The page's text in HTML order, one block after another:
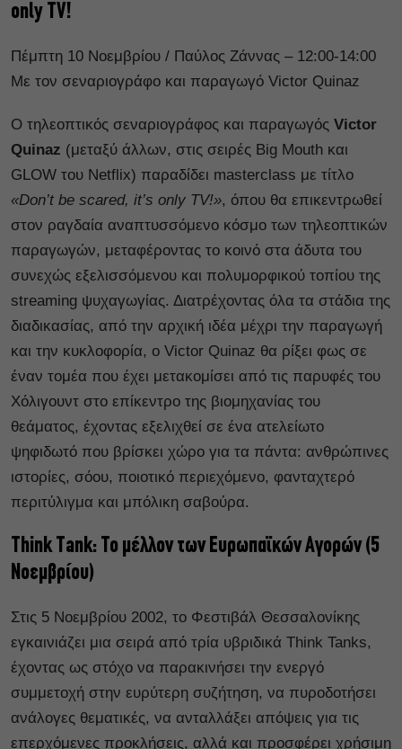
only TV!
Πέμπτη 10 Νοεμβρίου / Παύλος Ζάννας – 12:00-14:00
Με τον σεναριογράφο και παραγωγό Victor Quinaz
O τηλεοπτικός σεναριογράφος και παραγωγός Victor
Quinaz (μεταξύ άλλων, στις σειρές Big Mouth και
GLOW του Netflix) παραδίδει masterclass με τίτλο
«Don’t be scared, it’s only TV!», όπου θα επικεντρωθεί
στον ραγδαία αναπτυσσόμενο κόσμο των τηλεοπτικών
παραγωγών, μεταφέροντας το κοινό στα άδυτα του
συνεχώς εξελισσόμενου και πολυμορφικού τοπίου της
streaming ψυχαγωγίας. Διατρέχοντας όλα τα στάδια της
διαδικασίας, από την αρχική ιδέα μέχρι την παραγωγή
και την κυκλοφορία, ο Victor Quinaz θα ρίξει φως σε
έναν τομέα που έχει μετακομίσει από τις παρυφές του
Χόλιγουντ στο επίκεντρο της βιομηχανίας του
θεάματος, έχοντας εξελιχθεί σε ένα ατελείωτο
ψηφιδωτό που βρίσκει χώρο για τα πάντα: ανθρώπινες
ιστορίες, σόου, ποιοτικό περιεχόμενο, φανταχτερό
περιτύλιγμα και μπόλικη σαβούρα.
Think Tank: Το μέλλον των Ευρωπαϊκών Αγορών (5
Νοεμβρίου)
Στις 5 Νοεμβρίου 2002, το Φεστιβάλ Θεσσαλονίκης
εγκαινιάζει μια σειρά από τρία υβριδικά Think Tanks,
έχοντας ως στόχο να παρακινήσει την ενεργό
συμμετοχή στην ευρύτερη συζήτηση, να πυροδοτήσει
ανάλογες θεματικές, να ανταλλάξει απόψεις για τις
επερχόμενες προκλήσεις, αλλά και προσφέρει χρήσιμη